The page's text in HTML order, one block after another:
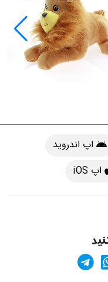
اپ اندروید
اپ iOS
پولیشی
پیام در
کانال تلگرام